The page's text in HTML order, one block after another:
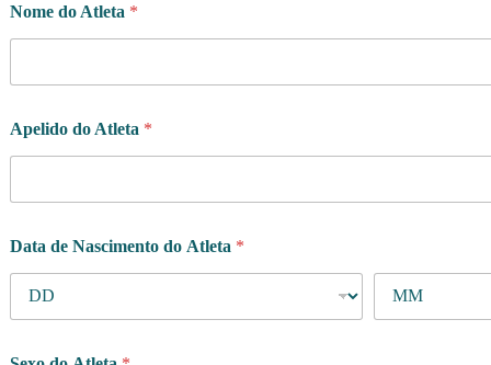
Nome do Atleta *
Apelido do Atleta *
Data de Nascimento do Atleta *